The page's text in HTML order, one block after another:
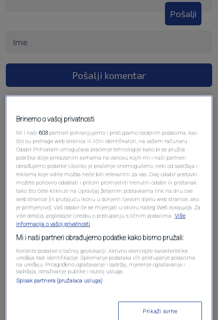
Pošalji
Pošalji komentar
Oglas
Oglas
Brinemo o vašoj privatnosti
Mi i naši603 partneri pohranjujemo i pristupamo osobnim podacima, kao
što su pretraga web stranica ili lični identifikatori, na vašem računaru .
Odabir Prihvatam omogućava praćenje tehnologije kako bi se pružila
podrška dolje prikazanim svrhama na osnovu kojih mi i naši partneri
obrađujemo podatke Ukoliko je praćenje onemogućeno, neki od sadržaja i
reklama koje vidite možda neće biti relevantni za vas. Ovaj odabir postavki
možete ponovno odabrati i pritom promijeniti trenutni odabir ili pristanak
tako što ćete kliknuti na Upravljaj željenim postavkama link na dnu ove
web stranice [ili plutajuću ikonu u donjem lijevom dijelu web stranice, ako
je primjenjivo]. Vaš odabir će se mijenjati u okviru našeg Wеб локација. Za
više detalja, pogledajte Uredbu o postupanju s ličnim podacima. Više
informacija o vašoj privatnosti
Mi i naši partneri obrađujemo podatke kako bismo pružali:
Koristite podatke o tačnoj geolokaciji. Aktivno skenirajte karakteristike
uređaja radi identifikacije. Spremanje podataka i/ili pristupanje podacima
na uređaju. Prilagođeno oglašavanje i sadržaj, mjerenje oglašavanja i
sadržaja, istraživanje publike i razvoj usluga.
Spisak partnera (pružalaca usluga)
Prikaži svrhe